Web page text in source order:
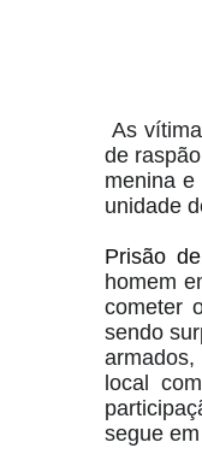
As
de
menina
unidade
Prisão
homem
cometer
sendo
local
segue